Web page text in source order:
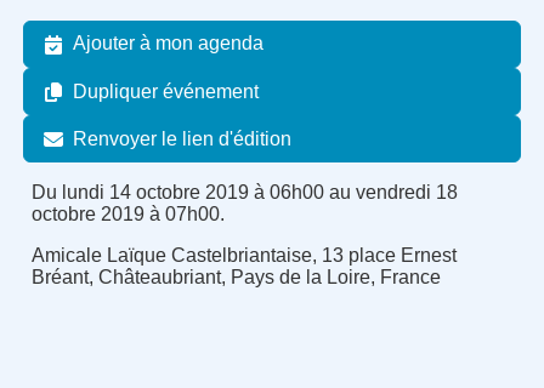
Ajouter à mon agenda
Dupliquer événement
Renvoyer le lien d'édition
Du lundi 14 octobre 2019 à 06h00 au vendredi 18
octobre 2019 à 07h00.
Amicale Laïque Castelbriantaise, 13 place Ernest
Bréant, Châteaubriant, Pays de la Loire, France